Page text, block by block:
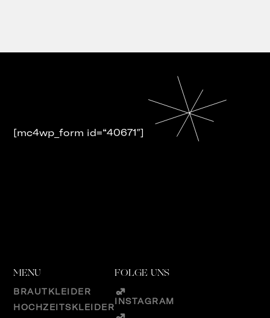
[mc4wp_form id=“40671″]
MENU
BRAUTKLEIDER
HOCHZEITSKLEIDER
FOLGE UNS
INSTAGRAM